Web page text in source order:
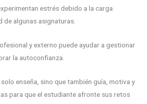
estrés debido a la carga
de algunas asignaturas.
y externo puede ayudar a gestionar
la autoconfianza.
enseña, sino que también guía, motiva y
para que el estudiante afronte sus retos